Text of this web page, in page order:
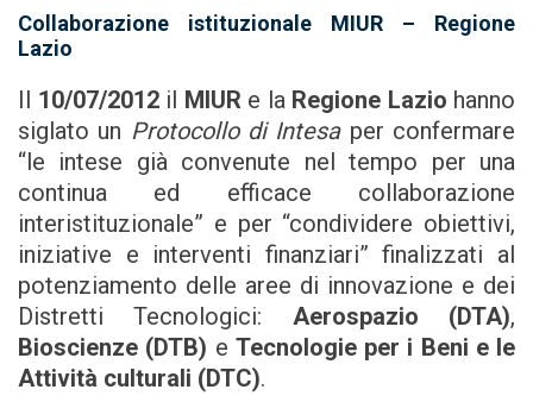
Collaborazione istituzionale MIUR – Regione
Lazio
Il 10/07/2012il MIURe la Regione Lazio hanno
siglato un Protocollo di Intesaper confermare
“le intese già convenute nel tempo per una
continua ed efficace collaborazione
interistituzionale” e per “condividere obiettivi,
iniziative e interventi finanziari” finalizzati al
potenziamento delle aree di innovazione e dei
Distretti Tecnologici: Aerospazio (DTA),
Bioscienze (DTB) e Tecnologie per i Beni e le
Attività culturali (DTC).